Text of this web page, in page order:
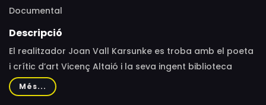
Documental
Descripció
El realitzador Joan Vall Karsunke es troba amb el poeta
i crític d’art Vicenç Altaió i la seva ingent biblioteca
particular de més de 30.000 volums. Durant el film veiem
desfilar diversos convidats de l’àmbit de l’art,
Més...